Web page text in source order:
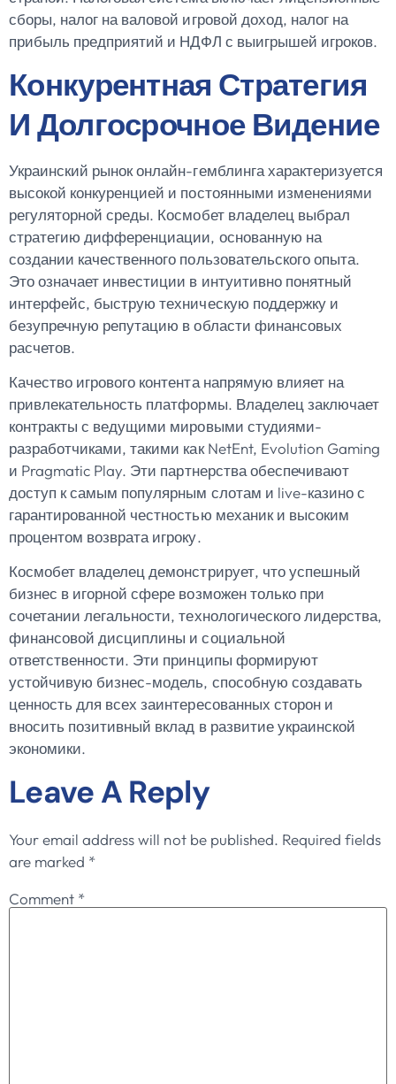
сборы, налог на валовой игровой доход, налог на
прибыль предприятий и НДФЛ с выигрышей игроков.
Конкурентная Стратегия
И Долгосрочное Видение
Украинский рынок онлайн-гемблинга характеризуется
высокой конкуренцией и постоянными изменениями
регуляторной среды. Космобет владелец выбрал
стратегию дифференциации, основанную на
создании качественного пользовательского опыта.
Это означает инвестиции в интуитивно понятный
интерфейс, быструю техническую поддержку и
безупречную репутацию в области финансовых
расчетов.
Качество игрового контента напрямую влияет на
привлекательность платформы. Владелец заключает
контракты с ведущими мировыми студиями-
разработчиками, такими как NetEnt, Evolution Gaming
и Pragmatic Play. Эти партнерства обеспечивают
доступ к самым популярным слотам и live-казино с
гарантированной честностью механик и высоким
процентом возврата игроку.
Космобет владелец демонстрирует, что успешный
бизнес в игорной сфере возможен только при
сочетании легальности, технологического лидерства,
финансовой дисциплины и социальной
ответственности. Эти принципы формируют
устойчивую бизнес-модель, способную создавать
ценность для всех заинтересованных сторон и
вносить позитивный вклад в развитие украинской
экономики.
Leave A Reply
Your email address will not be published. Required fields
are marked *
Comment *